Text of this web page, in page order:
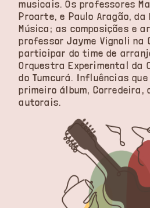
musicais. Os professores
Proarte, e Paulo Aragão,
Música; as composições e
professor Jayme Vignoli na
participar do time de
Orquestra Experimental da
do Tumcurá. Influências
primeiro álbum, Corredeira,
autorais.